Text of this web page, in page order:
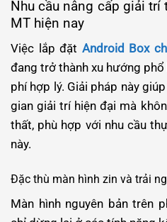
Nhu cầu nâng cấp giải trí
MT hiện nay
Việc lắp đặt Android Box
đang trở thành xu hướng
phí hợp lý. Giải pháp này
gian giải trí hiện đại mà
thất, phù hợp với nhu cầu
này.
Đặc thù màn hình zin và trải
Màn hình nguyên bản trên